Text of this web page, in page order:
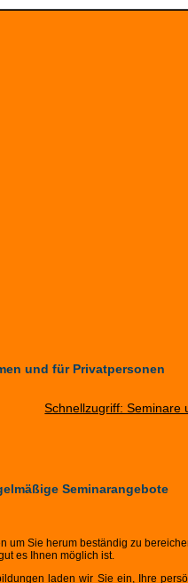
und für Privatpersonen
Schnellzugriff: Seminare
Seminarangebote
um Sie herum beständig zu
es Ihnen möglich ist.
laden wir Sie ein, Ihre